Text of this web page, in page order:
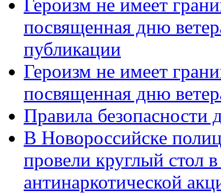
Героизм не имеет
посвященная дню
публикации
Героизм не имеет
посвященная дню
Правила безопасности
В Новороссийске
провели круглый стол
антинаркотической